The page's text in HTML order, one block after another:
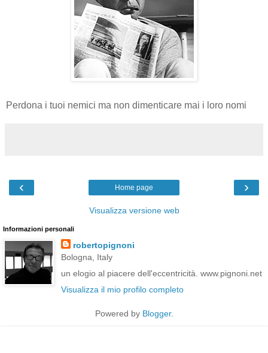
Perdona i tuoi nemici ma non dimenticare mai i loro nomi
‹ ›
Home page
Visualizza versione web
Informazioni personali
robertopignoni
Bologna, Italy
un elogio al piacere dell'eccentricità. www.pignoni.net
Visualizza il mio profilo completo
Powered by Blogger.